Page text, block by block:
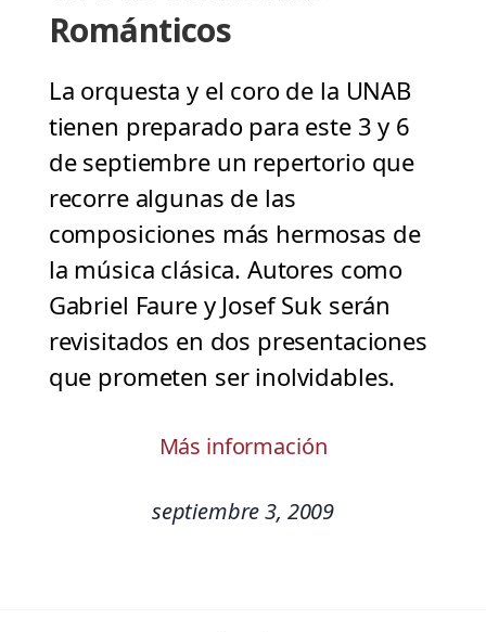
Románticos
La orquesta y el coro de la UNAB
tienen preparado para este 3 y 6
de septiembre un repertorio que
recorre algunas de las
composiciones más hermosas de
la música clásica. Autores como
Gabriel Faure y Josef Suk serán
revisitados en dos presentaciones
que prometen ser inolvidables.
Más información
septiembre 3, 2009